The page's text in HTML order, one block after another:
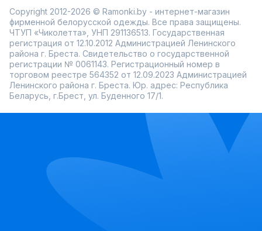
Copyright 2012-2026 © Ramonki.by - интернет-магазин
фирменной белорусской одежды. Все права защищены.
ЧТУП «Чиколетта», УНП 291136513. Государственная
регистрация от 12.10.2012 Администрацией Ленинского
района г. Бреста. Свидетельство о государственной
регистрации № 0061143. Регистрационный номер в
торговом реестре 564352 от 12.09.2023 Администрацией
Ленинского района г. Бреста. Юр. адрес: Республика
Беларусь, г.Брест, ул. Буденного 17/1.